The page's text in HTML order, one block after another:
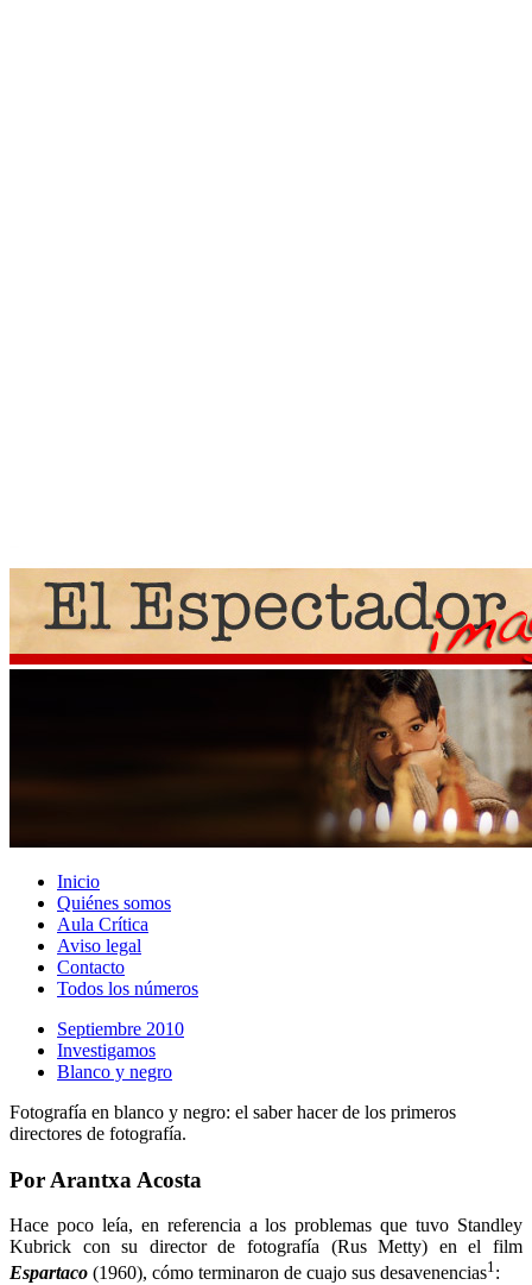
Inicio
Quiénes somos
Aula Crítica
Aviso legal
Contacto
Todos los números
Septiembre 2010
Investigamos
Blanco y negro
Fotografí­a en blanco y negro: el saber hacer de los primeros
directores de fotografí­a.
Por Arantxa Acosta
Hace poco leía, en referencia a los problemas que tuvo Standley
Kubrick con su director de fotografía (Rus Metty) en el film
Espartaco (1960), cómo terminaron de cuajo sus desavenencias1: